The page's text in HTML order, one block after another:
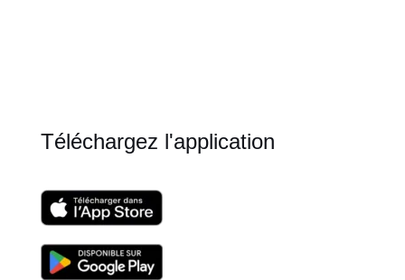
Téléchargez l'application